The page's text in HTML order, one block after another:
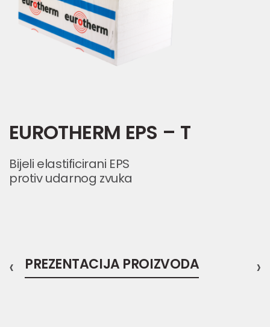
EUROTHERM EPS – T
Bijeli elastificirani EPS
protiv udarnog zvuka
PREZENTACIJA PROIZVODA
‹ ›